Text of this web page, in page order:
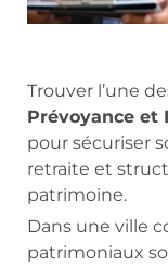
Trouver l’une
Prévoyance et
pour sécuriser
retraite et
patrimoine.
Dans une ville
patrimoniaux